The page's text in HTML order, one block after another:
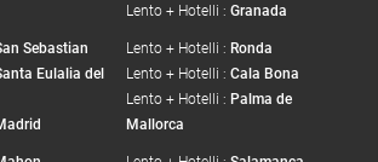
Lento + Hotelli : Granada
Sebastian
Eulalia del
Lento + Hotelli : Ronda
Lento + Hotelli : Cala Bona
Lento + Hotelli : Palma de
Mallorca